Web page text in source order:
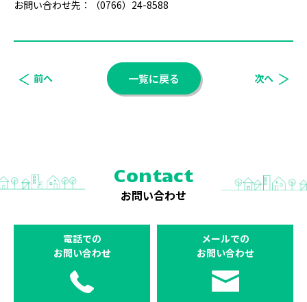
お問い合わせ先：（0766）24-8588
前へ 一覧に戻る 次へ
Contact
お問い合わせ
電話での
お問い合わせ
メールでの
お問い合わせ